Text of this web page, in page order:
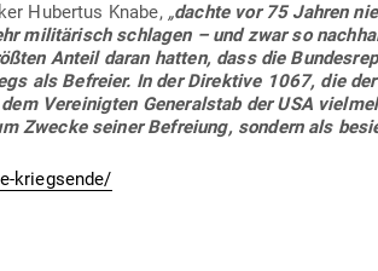
Hubertus Knabe, „dachte vor 75 Jahren
mili­tä­risch schlagen – und zwar so
Anteil daran hatten, dass die
als Befreier. In der Direktive 1067, die
Ver­ei­nigten Gene­ralstab der USA
Zwecke seiner Befreiung, sondern als
kriegsende/